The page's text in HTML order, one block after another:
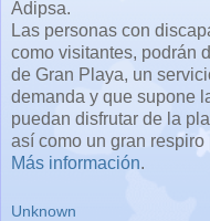
Adipsa.
Las personas con
como visitantes, podrán
de Gran Playa, un
demanda y que supone
puedan disfrutar de la
así como un gran
Más información.
Unknown